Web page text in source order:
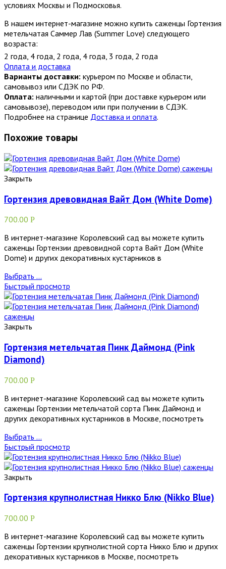
условиях Москвы и Подмосковья.
В нашем интернет-магазине можно купить саженцы Гортензия
метельчатая Саммер Лав (Summer Love) следующего
возраста:
2 года, 4 года, 2 года, 4 года, 3 года, 2 года
Оплата и доставка
Варианты доставки: курьером по Москве и области,
самовывоз или СДЭК по РФ.
Оплата: наличными и картой (при доставке курьером или
самовывозе), переводом или при получении в СДЭК.
Подробнее на странице Доставка и оплата.
Похожие товары
Закрыть
Гортензия древовидная Вайт Дом (White Dome)
700.00 Р
В интернет-магазине Королевский сад вы можете купить
саженцы Гортензии древовидной сорта Вайт Дом (White
Dome) и других декоративных кустарников в
Выбрать ...
Быстрый просмотр
Закрыть
Гортензия метельчатая Пинк Даймонд (Pink
Diamond)
700.00 Р
В интернет-магазине Королевский сад вы можете купить
саженцы Гортензии метельчатой сорта Пинк Даймонд и
других декоративных кустарников в Москве, посмотреть
Выбрать ...
Быстрый просмотр
Закрыть
Гортензия крупнолистная Никко Блю (Nikko Blue)
700.00 Р
В интернет-магазине Королевский сад вы можете купить
саженцы Гортензии крупнолистной сорта Никко Блю и других
декоративных кустарников в Москве, посмотреть